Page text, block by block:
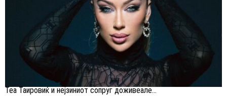
Теа Таировиќ и нејзиниот сопруг доживеале...